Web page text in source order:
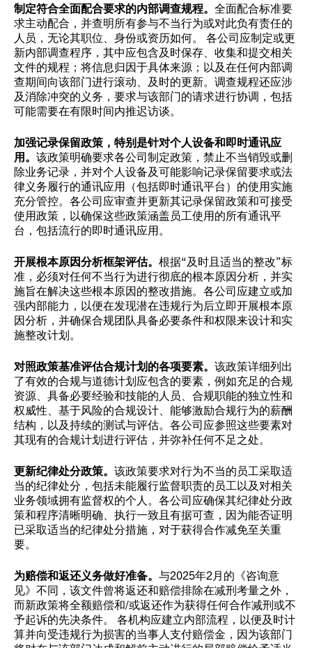
制定符合全面配合要求的内部调查规程。 全面配合标准要
求主动配合，并查明所有参与不当行为或对此负有责任的
人员，无论其职位、身份或资历如何。 各公司应制定或更
新内部调查程序，其中应包含及时保存、收集和提交相关
文件的规程；将信息归因于具体来源；以及在任何内部调
查期间向该部门进行滚动、及时的更新。调查规程还应涉
及消除冲突的义务，要求与该部门的请求进行协调，包括
可能需要在有限时间内推迟访谈。
加强记录保留政策，特别是针对个人设备和即时通讯应
用。 该政策明确要求各公司制定政策，禁止不当销毁或删
除业务记录，并对个人设备及可能影响记录保留要求或法
律义务履行的通讯应用（包括即时通讯平台）的使用实施
充分管控。各公司应审查并更新其记录保留政策和可接受
使用政策，以确保这些政策涵盖员工使用的所有通讯平
台，包括流行的即时通讯应用。
开展根本原因分析框架评估。 根据“及时且适当的整改”标
准，必须对任何不当行为进行彻底的根本原因分析，并实
施旨在解决这些根本原因的整改措施。各公司应建立或加
强内部能力，以便在发现潜在违规行为后立即开展根本原
因分析，并确保合规团队具备必要条件和权限来设计和实
施整改计划。
对照政策基准评估合规计划的各项要素。 该政策详细列出
了有效的合规与道德计划应包含的要素，例如充足的合规
资源、具备必要经验和技能的人员、合规职能的独立性和
权威性、基于风险的合规设计、能够激励合规行为的薪酬
结构，以及持续的测试与评估。各公司应参照这些要素对
其现有的合规计划进行评估，并弥补任何不足之处。
更新纪律处分政策。 该政策要求对行为不当的员工采取适
当的纪律处分，包括未能履行监督职责的员工以及对相关
业务领域拥有监督权的个人。各公司应确保其纪律处分政
策和程序清晰明确、执行一致且有据可查，因为能否证明
已采取适当的纪律处分措施，对于获得合作减免至关重
要。
为赔偿和返还义务做好准备。 与2025年2月的《咨询意
见》不同，该文件曾将返还和赔偿排除在减刑考量之外，
而新政策将全额赔偿和/或返还作为获得任何合作减刑或不
予起诉的先决条件。 各机构应建立内部流程，以便及时计
算并向受违规行为损害的当事人支付赔偿金，因为该部门